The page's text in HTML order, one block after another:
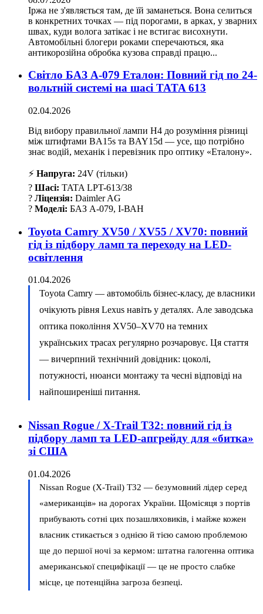
Іржа не з'являється там, де їй заманеться. Вона селиться
в конкретних точках — під порогами, в арках, у зварних
швах, куди волога затікає і не встигає висохнути.
Автомобільні блогери роками сперечаються, яка
антикорозійна обробка кузова справді працю...
Світло БАЗ А-079 Еталон: Повний гід по 24-
вольтній системі на шасі TATA 613
02.04.2026
Від вибору правильної лампи H4 до розуміння різниці
між штифтами BA15s та BAY15d — усе, що потрібно
знає водій, механік і перевізник про оптику «Еталону».
⚡ Напруга: 24V (тільки)
? Шасі: TATA LPT-613/38
? Ліцензія: Daimler AG
? Моделі: БАЗ А-079, І-ВАН
Toyota Camry XV50 / XV55 / XV70: повний
гід із підбору ламп та переходу на LED-
освітлення
01.04.2026
Toyota Camry — автомобіль бізнес-класу, де власники
очікують рівня Lexus навіть у деталях. Але заводська
оптика покоління XV50–XV70 на темних
українських трасах регулярно розчаровує. Ця стаття
— вичерпний технічний довідник: цоколі,
потужності, нюанси монтажу та чесні відповіді на
найпоширеніші питання.
Nissan Rogue / X-Trail T32: повний гід із
підбору ламп та LED-апгрейду для «битка»
зі США
01.04.2026
Nissan Rogue (X-Trail) T32 — безумовний лідер серед
«американців» на дорогах України. Щомісяця з портів
прибувають сотні цих позашляховиків, і майже кожен
власник стикається з однією й тією самою проблемою
ще до першої ночі за кермом: штатна галогенна оптика
американської специфікації — це не просто слабке
місце, це потенційна загроза безпеці.